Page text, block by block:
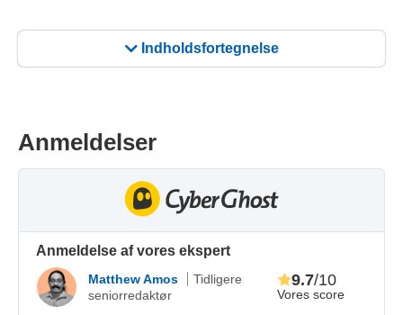
Indholdsfortegnelse
Anmeldelser
Anmeldelse af vores ekspert
Matthew Amos
Tidligere
seniorredaktør
Vores score
9.7/10